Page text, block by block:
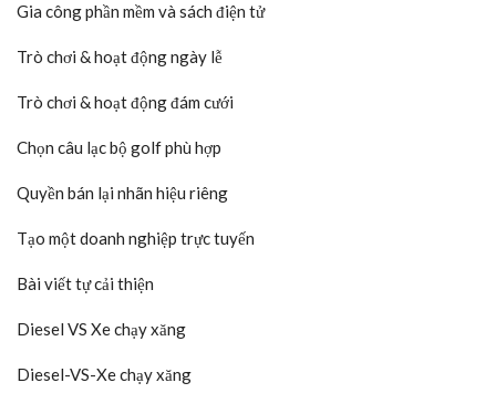
Gia công phần mềm và sách điện tử
Trò chơi & hoạt động ngày lễ
Trò chơi & hoạt động đám cưới
Chọn câu lạc bộ golf phù hợp
Quyền bán lại nhãn hiệu riêng
Tạo một doanh nghiệp trực tuyến
Bài viết tự cải thiện
Diesel VS Xe chạy xăng
Diesel-VS-Xe chạy xăng